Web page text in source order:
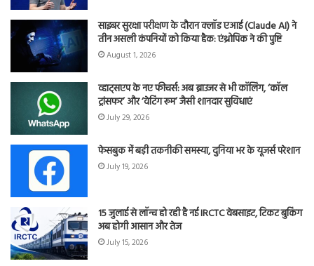
साइबर सुरक्षा परीक्षण के दौरान क्लॉड एआई (Claude AI) ने
तीन असली कंपनियों को किया हैक: एंथ्रोपिक ने की पुष्टि
August 1, 2026
व्हाट्सएप के नए फीचर्स: अब ब्राउजर से भी कॉलिंग, ‘कॉल
ट्रांसफर’ और ‘वेटिंग रूम’ जैसी शानदार सुविधाएं
July 29, 2026
फेसबुक में बड़ी तकनीकी समस्या, दुनिया भर के यूजर्स परेशान
July 19, 2026
15 जुलाई से लॉन्च हो रही है नई IRCTC वेबसाइट, टिकट बुकिंग
अब होगी आसान और तेज
July 15, 2026